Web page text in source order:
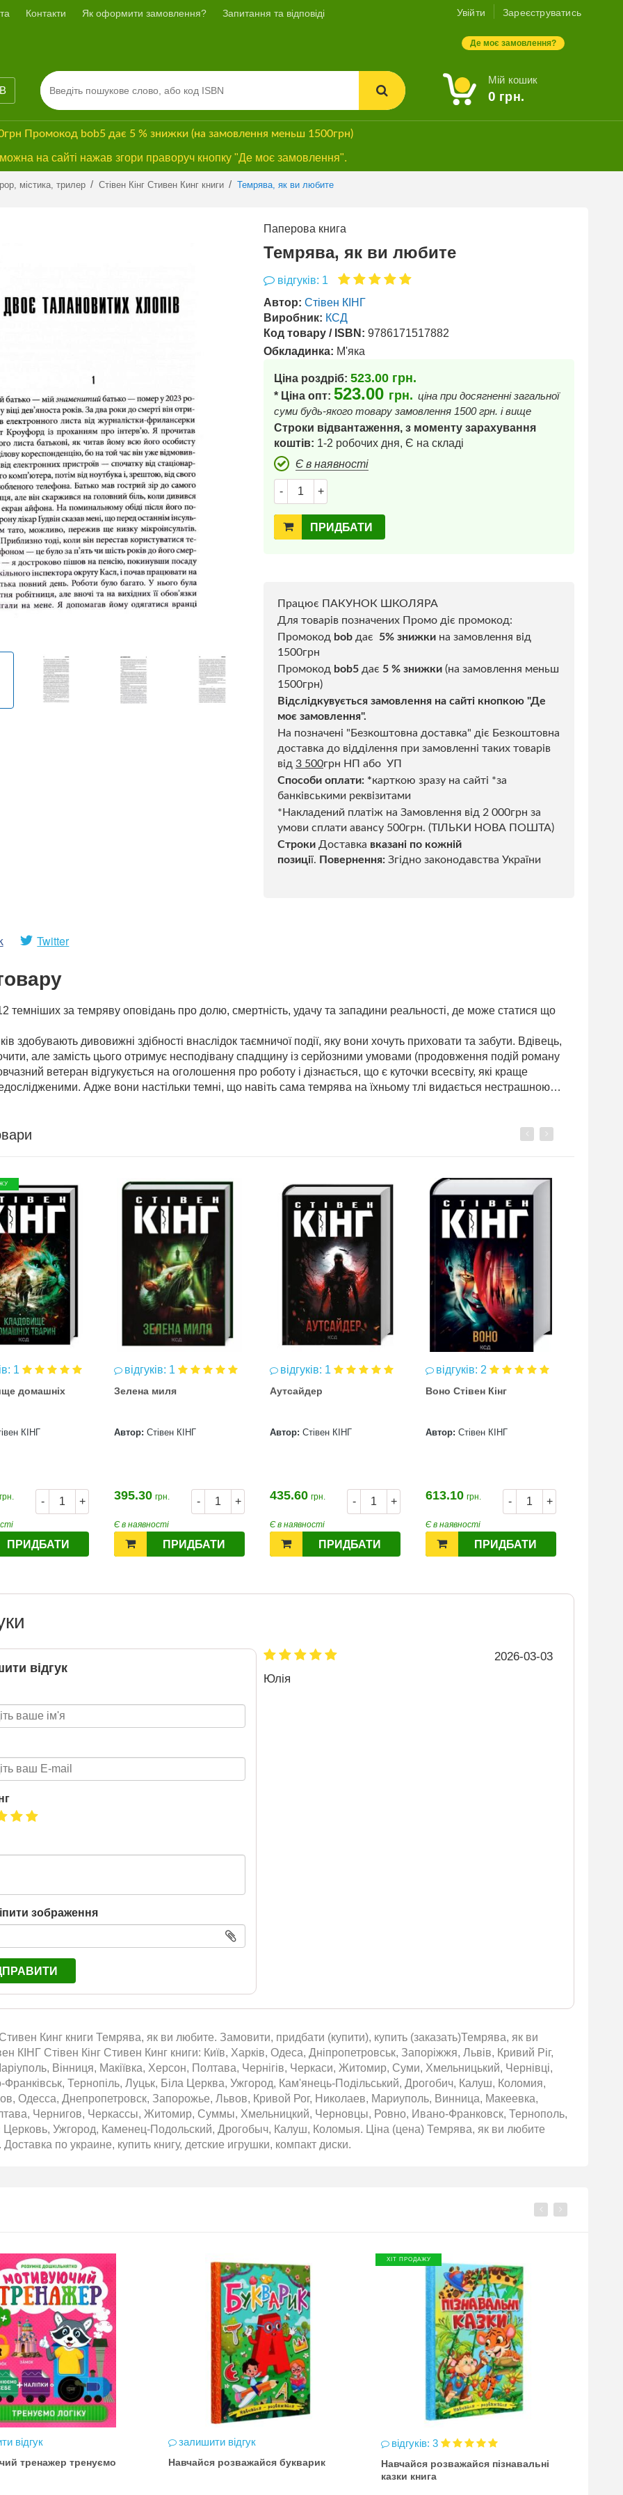
Контакти Як оформити замовлення? Запитання та відповіді Увійти Зареєструватись
Де моє замовлення?
Мій кошик
0 грн.
Промокод bob5 дає 5 % знижки (на замовлення меньш 1500грн)
на сайті нажав згори праворуч кнопку "Де моє замовлення".
містика, трилер / Стівен Кінг Стивен Кинг книги / Темрява, як ви любите
кожна
посилку
Кожна
шансів -
номером
win_bmw
Previous
Next
Паперова книга
Темрява, як ви любите
відгуків: 1
Автор: Стівен КІНГ
Виробник: КСД
Код товару / ISBN: 9786171517882
Обкладинка: М'яка
Ціна роздріб: 523.00 грн.
* Ціна опт: 523.00 грн. ціна при досягненні загальної
суми будь-якого товару замовлення 1500 грн. і вище
Строки відвантаження, з моменту зарахування
коштів: 1-2 робочих дня, Є на складі
Є в наявності
- +
ПРИДБАТИ
Працює ПАКУНОК ШКОЛЯРА
Для товарів позначених Промо діє промокод:
Промокод bob дає 5% знижки на замовлення від
1500грн
Промокод bob5 дає 5 % знижки (на замовлення меньш
1500грн)
Відслідкувується замовлення на сайті кнопкою "Де
моє замовлення".
На позначені "Безкоштовна доставка" діє Безкоштовна
доставка до відділення при замовленні таких товарів
від 3 500грн НП або УП
Способи оплати: *карткою зразу на сайті *за
банківськими реквізитами
*Накладений платіж на Замовлення від 2 000грн за
умови сплати авансу 500грн. (ТІЛЬКИ НОВА ПОШТА)
Строки Доставка вказані по кожній
позиції. Повернення: Згідно законодавства України
Twitter
темніших за темряву оповідань про долю, смертність, удачу та западини реальності, де може статися що
здобувають дивовижні здібності внаслідок таємничої події, яку вони хочуть приховати та забути. Вдівець,
але замість цього отримує несподівану спадщину із серйозними умовами (продовження подій роману
ветеран відгукується на оголошення про роботу і дізнається, що є куточки всесвіту, які краще
Адже вони настільки темні, що навіть сама темрява на їхньому тлі видається нестрашною…
Previous
1
домашніх
КІНГ
- +
грн.
ПРИДБАТИ
відгуків: 1
Зелена миля
Автор: Стівен КІНГ
- +
395.30 грн.
Є в наявності
ПРИДБАТИ
відгуків: 1
Аутсайдер
Автор: Стівен КІНГ
- +
435.60 грн.
Є в наявності
ПРИДБАТИ
відгуків: 2
Воно Стівен Кінг
Автор: Стівен КІНГ
- +
613.10 грн.
Є в наявності
ПРИДБАТИ
Next
відгук
зображення
2026-03-03
Юлія
Стивен Кинг книги Темрява, як ви любите. Замовити, придбати (купити), купить (заказать)Темрява, як ви
КІНГ Стівен Кінг Стивен Кинг книги: Київ, Харків, Одеса, Дніпропетровськ, Запоріжжя, Львів, Кривий Ріг,
Вінниця, Макіївка, Херсон, Полтава, Чернігів, Черкаси, Житомир, Суми, Хмельницький, Чернівці,
Франківськ, Тернопіль, Луцьк, Біла Церква, Ужгород, Кам'янець-Подільський, Дрогобич, Калуш, Коломия,
Одесса, Днепропетровск, Запорожье, Львов, Кривой Рог, Николаев, Мариуполь, Винница, Макеевка,
Чернигов, Черкассы, Житомир, Суммы, Хмельницкий, Черновцы, Ровно, Ивано-Франковск, Тернополь,
Церковь, Ужгород, Каменец-Подольский, Дрогобыч, Калуш, Коломыя. Ціна (цена) Темрява, як ви любите
Доставка по украине, купить книгу, детские игрушки, компакт диски.
відгук
тренажер тренуємо
залишити відгук
Навчайся розважайся букварик
ХІТ ПРОДАЖУ
відгуків: 3
Навчайся розважайся пізнавальні
казки книга